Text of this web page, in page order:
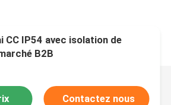
CC IP54 avec isolation de
B2B
Contactez nous